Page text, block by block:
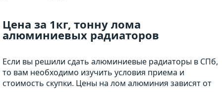
Цена за 1кг, тонну лома
алюминиевых радиаторов
Если вы решили сдать алюминиевые радиаторы в СПб,
то вам необходимо изучить условия приема и
стоимость скупки. Цены на лом алюминия зависят от